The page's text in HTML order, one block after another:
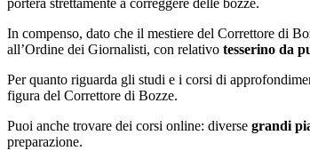
porterà strettamente a correggere delle bozze.
In compenso, dato che il mestiere del Correttore di
all’Ordine dei Giornalisti, con relativo tesserino da
Per quanto riguarda gli studi e i corsi di
figura del Correttore di Bozze.
Puoi anche trovare dei corsi online: diverse grandi
preparazione.